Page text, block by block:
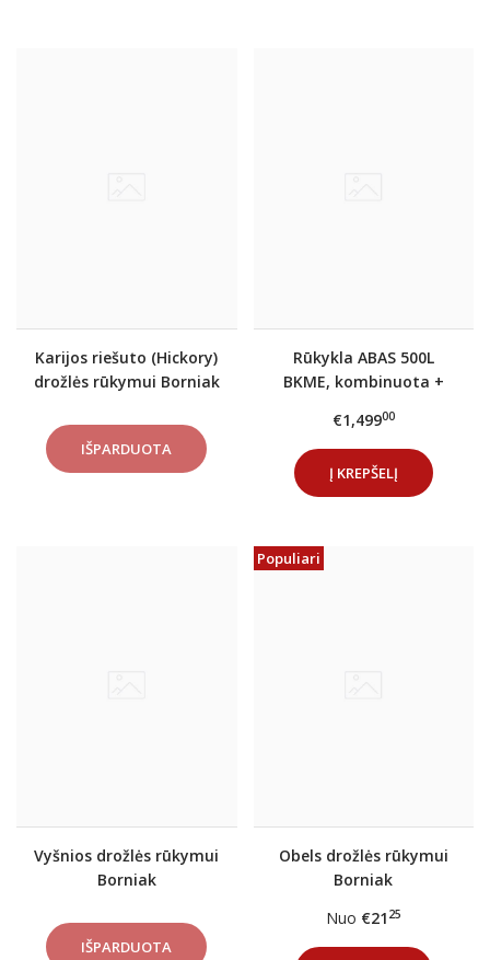
Karijos riešuto (Hickory)
drožlės rūkymui Borniak
Rūkykla ABAS 500L
BKME, kombinuota +
€1,49900
Į KREPŠELĮ
Vyšnios drožlės rūkymui
Borniak
Populiari
Obels drožlės rūkymui
Borniak
Nuo €21 25